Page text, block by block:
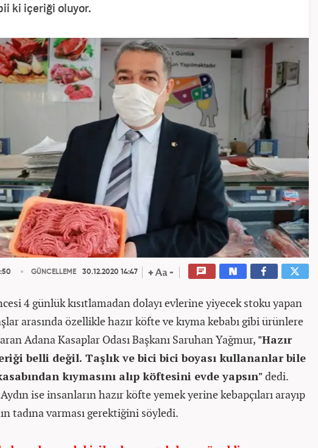
ki içeriği oluyor.
GÜNCELLEME 30.12.2020 14:47
4 günlük kısıtlamadan dolayı evlerine yiyecek stoku yapan
arasında özellikle hazır köfte ve kıyma kebabı gibi ürünlere
Adana Kasaplar Odası Başkanı Saruhan Yağmur, "Hazır
belli değil. Taşlık ve bici bici boyası kullananlar bile
kıymasını alıp köftesini evde yapsın"dedi.
ise insanların hazır köfte yemek yerine kebapçıları arayıp
tadına varması gerektiğini söyledi.